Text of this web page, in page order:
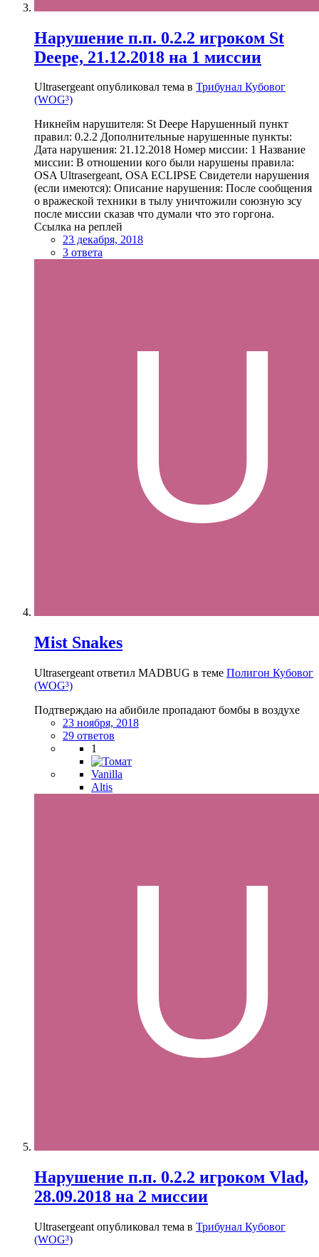
Нарушение п.п. 0.2.2 игроком St
Deepe, 21.12.2018 на 1 миссии
Ultrasergeant опубликовал тема в Трибунал Кубовог
(WOG³)
Никнейм нарушителя: St Deepe Нарушенный пункт
правил: 0.2.2 Дополнительные нарушенные пункты:
Дата нарушения: 21.12.2018 Номер миссии: 1 Название
миссии: В отношении кого были нарушены правила:
OSA Ultrasergeant, OSA ECLIPSE Свидетели нарушения
(если имеются): Описание нарушения: После сообщения
о вражеской техники в тылу уничтожили союзную зсу
после миссии сказав что думали что это горгона.
Ссылка на реплей
23 декабря, 2018
3 ответа
Mist Snakes
Ultrasergeant ответил MADBUG в теме Полигон Кубовог
(WOG³)
Подтверждаю на абибиле пропадают бомбы в воздухе
23 ноября, 2018
29 ответов
1
Vanilla
Altis
Нарушение п.п. 0.2.2 игроком Vlad,
28.09.2018 на 2 миссии
Ultrasergeant опубликовал тема в Трибунал Кубовог
(WOG³)